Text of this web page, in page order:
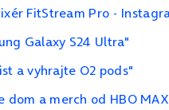
FitStream Pro -
Galaxy S24 Ultra"
a vyhrajte O2 pods"
a merch od HBO